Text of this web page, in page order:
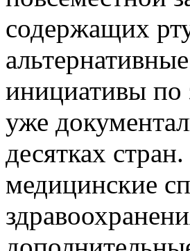
содержащих
инициативы по
уже
десятках
медицинские